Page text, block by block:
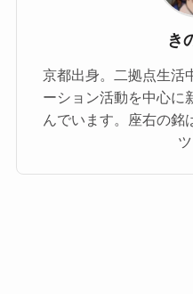
き
京都出身。二拠点生活
ーション活動を中心に
んでいます。座右の銘
ツ